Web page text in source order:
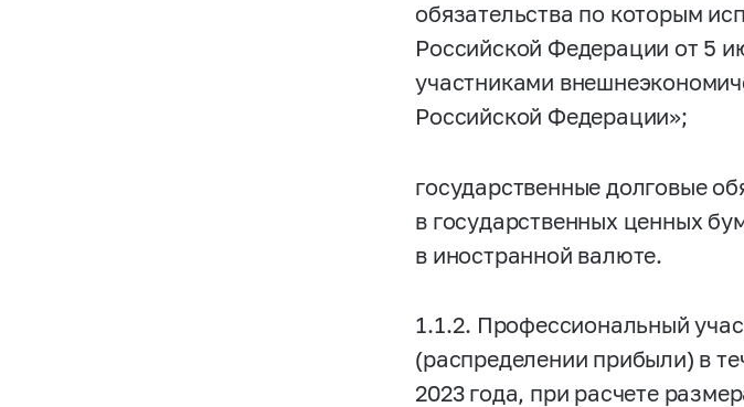
обязательства по которым
Российской Федерации от 5
участниками
Российской Федерации»;
государственные долговые
в государственных ценных
в иностранной валюте.
1.1.2. Профессиональный
(распределении прибыли) в
2023 года, при расчете